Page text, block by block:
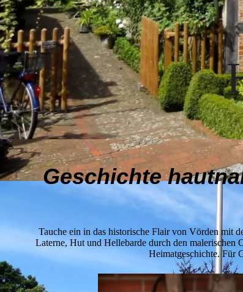
Geschichte
Tauche ein in das historische Flair von Vörden mit
Laterne, Hut und Hellebarde durch den malerischen
Heimatgeschichte. Für